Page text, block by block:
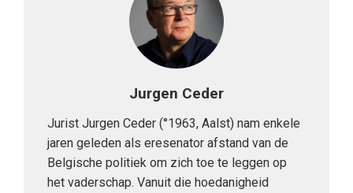
Jurgen Ceder
Jurist Jurgen Ceder (°1963, Aalst) nam enkele
jaren geleden als eresenator afstand van de
Belgische politiek om zich toe te leggen op
het vaderschap. Vanuit die hoedanigheid